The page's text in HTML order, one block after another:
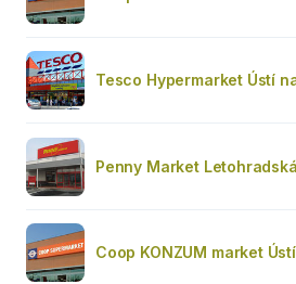
Tesco Hypermarket Ústí
Penny Market
Coop KONZUM market